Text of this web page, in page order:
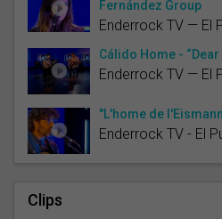
Fernández Group
Enderrock TV — El
Cálido Home - “Dear
Enderrock TV — El
"L'home de
Enderrock TV - El
Clips